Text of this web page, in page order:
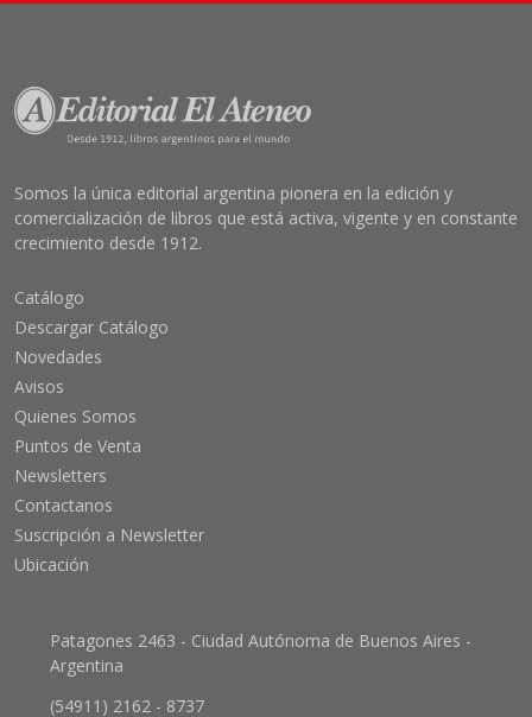
Somos la única editorial argentina pionera en la edición y
comercialización de libros que está activa, vigente y en constante
crecimiento desde 1912.
Catálogo
Descargar Catálogo
Novedades
Avisos
Quienes Somos
Puntos de Venta
Newsletters
Contactanos
Suscripción a Newsletter
Ubicación
Patagones 2463 - Ciudad Autónoma de Buenos Aires -
Argentina
(54911) 2162 - 8737